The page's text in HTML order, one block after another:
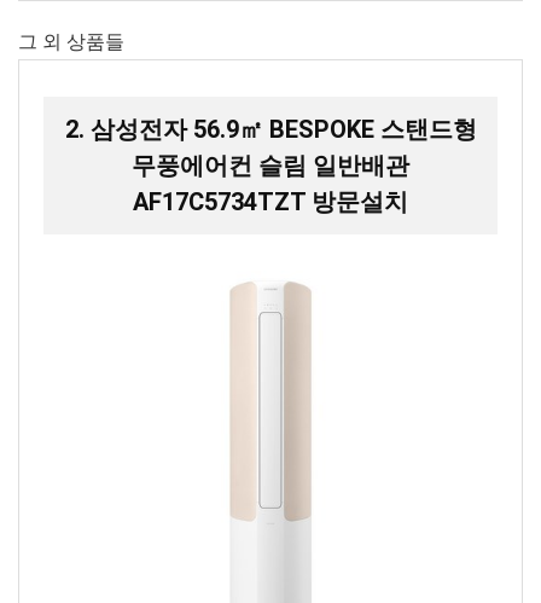
그 외 상품들
2. 삼성전자 56.9㎡ BESPOKE 스탠드형
무풍에어컨 슬림 일반배관
AF17C5734TZT 방문설치